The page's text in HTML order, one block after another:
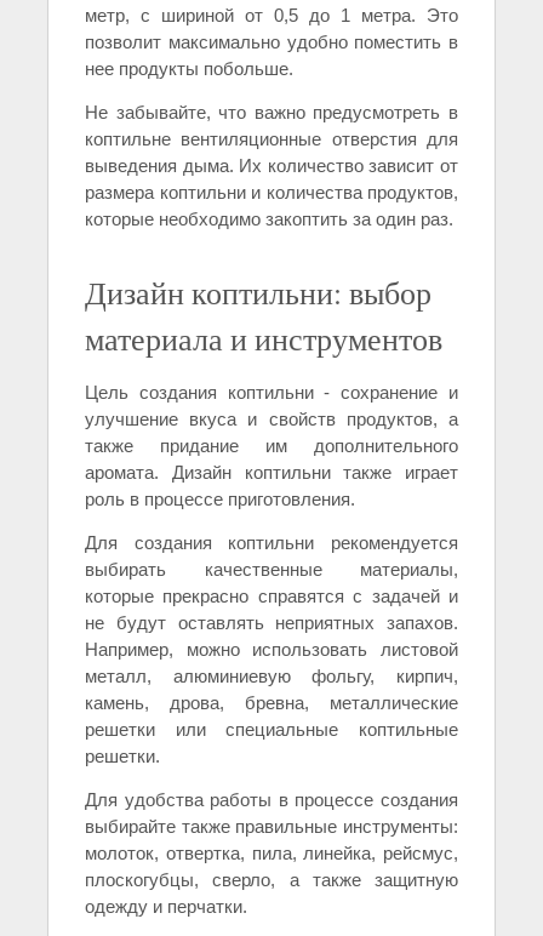
метр, с шириной от 0,5 до 1 метра. Это
позволит максимально удобно поместить в
нее продукты побольше.
Не забывайте, что важно предусмотреть в
коптильне вентиляционные отверстия для
выведения дыма. Их количество зависит от
размера коптильни и количества продуктов,
которые необходимо закоптить за один раз.
Дизайн коптильни: выбор
материала и инструментов
Цель создания коптильни - сохранение и
улучшение вкуса и свойств продуктов, а
также придание им дополнительного
аромата. Дизайн коптильни также играет
роль в процессе приготовления.
Для создания коптильни рекомендуется
выбирать качественные материалы,
которые прекрасно справятся с задачей и
не будут оставлять неприятных запахов.
Например, можно использовать листовой
металл, алюминиевую фольгу, кирпич,
камень, дрова, бревна, металлические
решетки или специальные коптильные
решетки.
Для удобства работы в процессе создания
выбирайте также правильные инструменты:
молоток, отвертка, пила, линейка, рейсмус,
плоскогубцы, сверло, а также защитную
одежду и перчатки.